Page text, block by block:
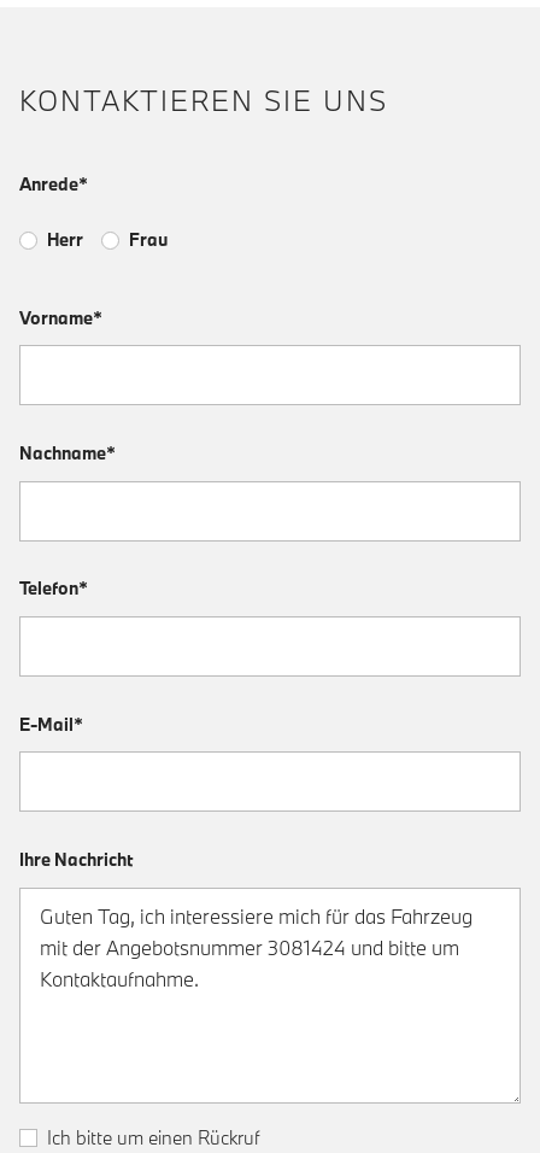
KONTAKTIEREN SIE UNS
Anrede*
Herr Frau
Vorname*
Nachname*
Telefon*
E-Mail*
Ihre Nachricht
Ich bitte um einen Rückruf